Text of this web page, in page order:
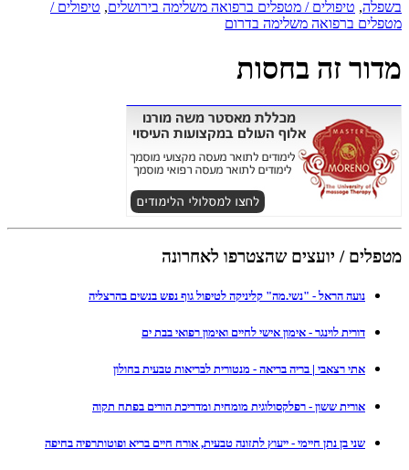
בשפלה, טיפולים / מטפלים ברפואה משלימה בירושלים, טיפולים /
מטפלים ברפואה משלימה בדרום
מדור זה בחסות
מטפלים / יועצים שהצטרפו לאחרונה
נועה הראל - "נשי.מה" קליניקה לטיפול גוף נפש בנשים בהרצליה
דורית לוינגר - אימון אישי לחיים ואימון רפואי בבת ים
אתי רצאבי | בריה בריאה - מנטורית לבריאות טבעית בחולון
אורית ששון - רפלקסולוגית מומחית ומדריכת הורים בפתח תקוה
שני בן נתן חיימי - ייעוץ לתזונה טבעית, אורח חיים בריא ופוטותרפיה בחיפה